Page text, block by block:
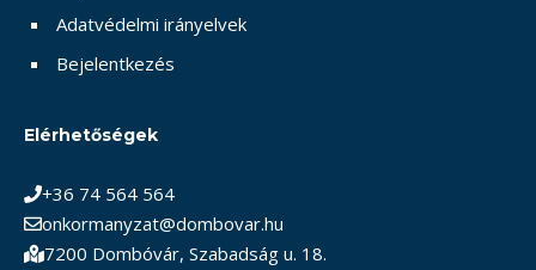
Adatvédelmi irányelvek
Bejelentkezés
Elérhetőségek
+36 74 564 564
onkormanyzat@dombovar.hu
7200 Dombóvár, Szabadság u. 18.